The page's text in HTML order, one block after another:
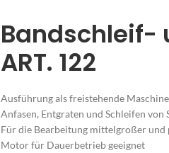
Bandschleif-
ART. 122
Ausführung als freistehende Maschine
Anfasen, Entgraten und Schleifen von
Für die Bearbeitung mittelgroßer und
Motor für Dauerbetrieb geeignet